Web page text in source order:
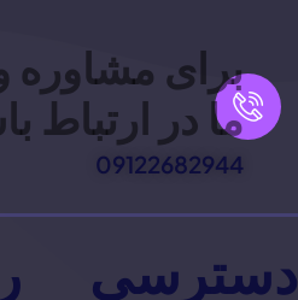
برای مشاوره و
ما در ارتباط
09122682944
دسترسی